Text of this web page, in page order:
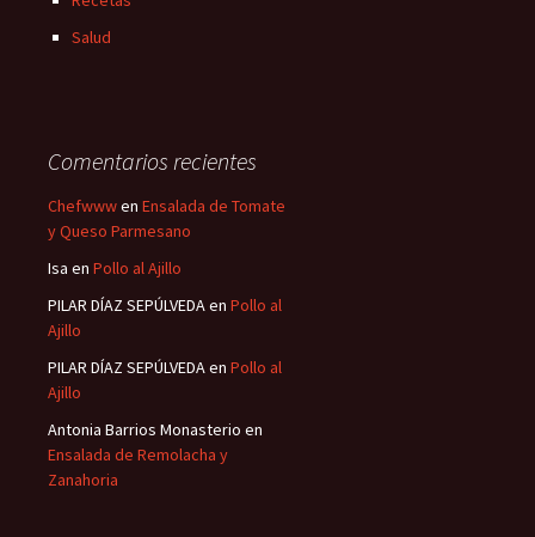
Salud
Comentarios recientes
Chefwwwen Ensalada de Tomate
y Queso Parmesano
Isa en Pollo al Ajillo
PILAR DÍAZ SEPÚLVEDAen Pollo al
Ajillo
PILAR DÍAZ SEPÚLVEDAen Pollo al
Ajillo
Antonia Barrios Monasterio en
Ensalada de Remolacha y
Zanahoria